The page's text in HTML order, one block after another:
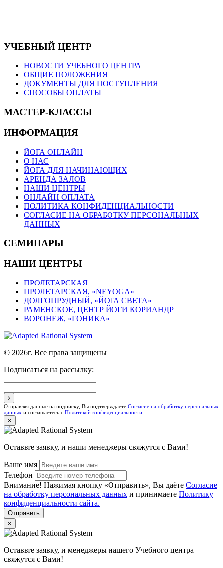
УЧЕБНЫЙ ЦЕНТР
НОВОСТИ УЧЕБНОГО ЦЕНТРА
ОБЩИЕ ПОЛОЖЕНИЯ
ДОКУМЕНТЫ ДЛЯ ПОСТУПЛЕНИЯ
СПОСОБЫ ОПЛАТЫ
МАСТЕР-КЛАССЫ
ИНФОРМАЦИЯ
ЙОГА ОНЛАЙН
О НАС
ЙОГА ДЛЯ НАЧИНАЮЩИХ
АРЕНДА ЗАЛОВ
НАШИ ЦЕНТРЫ
ОНЛАЙН ОПЛАТА
ПОЛИТИКА КОНФИДЕНЦИАЛЬНОСТИ
СОГЛАСИЕ НА ОБРАБОТКУ ПЕРСОНАЛЬНЫХ
ДАННЫХ
СЕМИНАРЫ
НАШИ ЦЕНТРЫ
ПРОЛЕТАРСКАЯ
ПРОЛЕТАРСКАЯ, «NEYOGA»
ДОЛГОПРУДНЫЙ, «ЙОГА СВЕТА»
РАМЕНСКОЕ, ЦЕНТР ЙОГИ КОРИАНДР
ВОРОНЕЖ, «ГОНИКА»
© 2026г. Все права защищены
Подписаться на рассылку:
Отправляя данные на подписку, Вы подтверждаете Согласие на обработку персональных
данных и соглашаетесь с Политикой конфиденциальности
×
Оставьте заявку, и наши менеджеры свяжутся с Вами!
Ваше имя
Телефон
Внимание! Нажимая кнопку «Отправить», Вы даёте Согласие
на обработку персональных данных и принимаете Политику
конфиденциальности сайта.
Отправить
×
Оставьте заявку, и менеджеры нашего Учебного центра
свяжутся с Вами!